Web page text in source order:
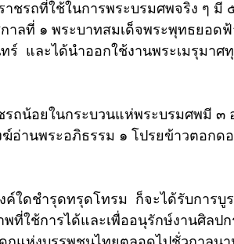
าชรถที่ใช้ในการพระบรมศพจริง ๆ มี
าลที่ ๑ พระบาทสมเด็จพระพุทธยอด
ร์ และได้นำออกใช้งานพระเมรุมาศ
รถน้อยในกระบวนแห่พระบรมศพมี ๓
อ่านพระอภิธรรม ๑ โปรยข้าวตอกด
ค์ใดชำรุดทรุดโทรม ก็จะได้รับการ
ที่ใช้การได้และเพื่ออนุรักษ์งานศิลป